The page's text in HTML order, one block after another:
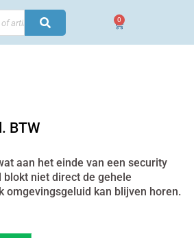
0
Winkelwagen
BTW
aan het einde van een security
niet direct de gehele
omgevingsgeluid kan blijven horen.